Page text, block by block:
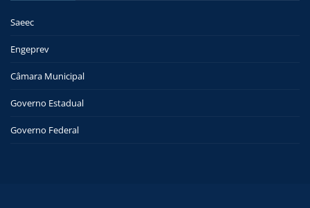
Saeec
Engeprev
Câmara Municipal
Governo Estadual
Governo Federal